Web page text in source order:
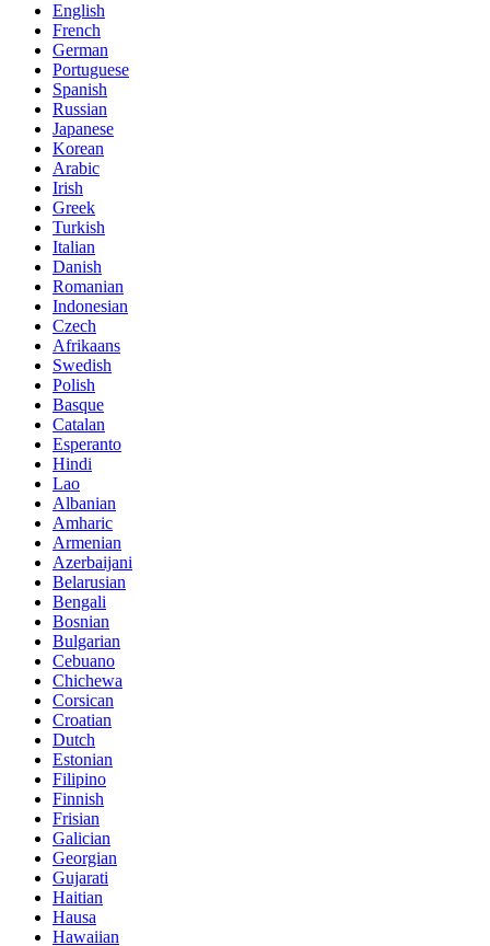
English
French
German
Portuguese
Spanish
Russian
Japanese
Korean
Arabic
Irish
Greek
Turkish
Italian
Danish
Romanian
Indonesian
Czech
Afrikaans
Swedish
Polish
Basque
Catalan
Esperanto
Hindi
Lao
Albanian
Amharic
Armenian
Azerbaijani
Belarusian
Bengali
Bosnian
Bulgarian
Cebuano
Chichewa
Corsican
Croatian
Dutch
Estonian
Filipino
Finnish
Frisian
Galician
Georgian
Gujarati
Haitian
Hausa
Hawaiian